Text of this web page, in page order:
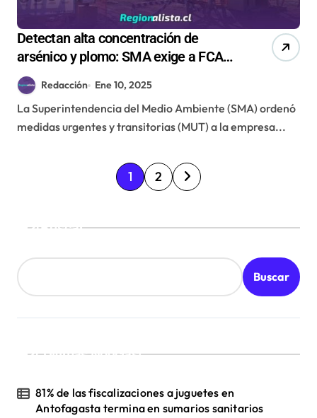
Detectan alta concentración de
arsénico y plomo: SMA exige a FCAB
medidas urgentes en proyecto de
remediación
Redacción Ene 10, 2025
La Superintendencia del Medio Ambiente (SMA) ordenó
medidas urgentes y transitorias (MUT) a la empresa...
P
a
a
c
ó
n
d
1 2
Buscar
Buscar
¡Ultimas Noticias!
81% de las fiscalizaciones a juguetes en
Antofagasta termina en sumarios sanitarios